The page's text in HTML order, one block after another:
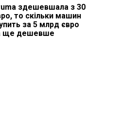
здешевшала з 30
то скільки машин
за 5 млрд євро
ще дешевше